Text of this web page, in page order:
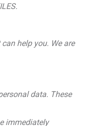
help you. We are
data. These
immediately